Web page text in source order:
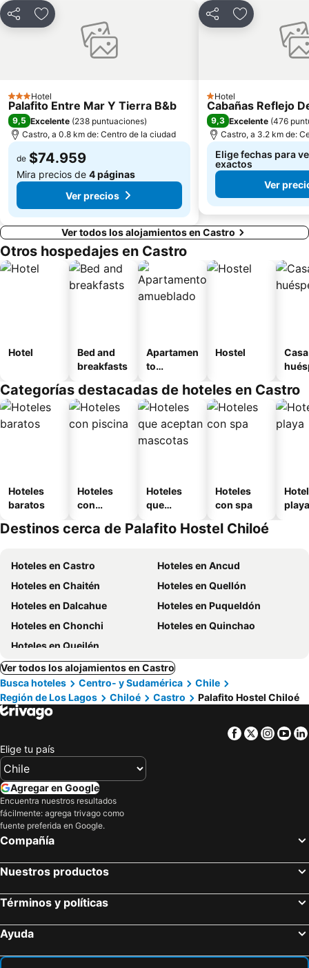
CompartirAgregar a favoritos
3 Estrellas
Hotel
Palafito Entre Mar Y Tierra B&b
9,5 Excelente (238 puntuaciones)
Castro, a 0.8 km de: Centro de la ciudad
de $74.959
Mira precios de 4 páginas
Ver precios
CompartirAgregar a
1 Estrellas
Hotel
Cabañas Reflejo
9,3 Excelente (476
Castro, a 3.2 km de:
Elige fechas para
exactos
Ver
Ver todos los alojamientos en Castro
Otros hospedajes en Castro
Hotel
Bed and
breakfasts
Apartamen
to
o
Hostel
Categorías destacadas de hoteles en Castro
Hoteles
baratos
Hoteles
con
Hoteles
que
mascotas
Hoteles
con spa
playa
Destinos cerca de Palafito Hostel Chiloé
Hoteles en Castro
Hoteles en Ancud
Hoteles en Chaitén
Hoteles en Quellón
Hoteles en Dalcahue
Hoteles en Puqueldón
Hoteles en Chonchi
Hoteles en Quinchao
Hoteles en Queilén
Ver todos los alojamientos en Castro
Busca hoteles
Centro- y Sudamérica
Chile
Región de Los Lagos
Chiloé Castro Palafito Hostel Chiloé
Facebook
Twitter
Elige tu país
Agregar en Google
Encuentra nuestros resultados
fácilmente: agrega trivago como
fuente preferida en Google.
Compañía
Nuestros productos
Términos y políticas
Ayuda